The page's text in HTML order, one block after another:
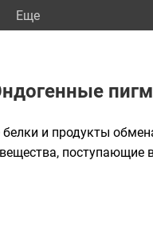
Eще
белки и продукты
поступающие